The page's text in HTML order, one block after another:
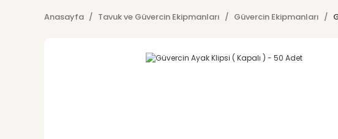
Anasayfa Tavuk ve Güvercin Ekipmanları Güvercin Ekipmanları